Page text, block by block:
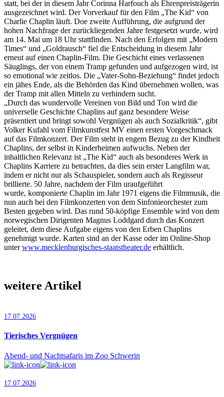
statt, bei der in diesem Jahr Corinna Harfouch als Ehrenpreisträgerin
ausgezeichnet wird. Der Vorverkauf für den Film „The Kid“ von
Charlie Chaplin läuft. Doe zweite Aufführung, die aufgrund der
hohen Nachfrage der zurückliegenden Jahre festgesetzt wurde, wird
am 14. Mai um 18 Uhr stattfinden. Nach den Erfolgen mit „Modern
Times“ und „Goldrausch“ fiel die Entscheidung in diesem Jahr
erneut auf einen Chaplin-Film. Die Geschicht eines verlassenen
Säuglings, der von einem Tramp gefunden und aufgezogen wird, ist
so emotional wie zeitlos. Die „Vater-Sohn-Beziehung“ findet jedoch
ein jähes Ende, als die Behörden das Kind übernehmen wollen, was
der Tramp mit allen Mitteln zu verhindern sucht.
„Durch das wundervolle Vereinen von Bild und Ton wird die
universelle Geschichte Chaplins auf ganz besondere Weise
präsentiert und bringt sowohl Vergnügen als auch Sozialkritik“, gibt
Volker Kufahl vom Filmkunstfest MV einen ersten Vorgeschmack
auf das Filmkonzert. Der Film steht in engem Bezug zu der Kindheit
Chaplins, der selbst in Kinderheimen aufwuchs. Neben der
inhaltlichen Relevanz ist „The Kid“ auch als besonderes Werk in
Chaplins Karriere zu betrachten, da dies sein erster Langfilm war,
indem er nicht nur als Schauspieler, sondern auch als Regisseur
brillierte. 50 Jahre, nachdem der Film uraufgeführt
wurde, komponierte Chaplin im Jahr 1971 eigens die Filmmusik, die
nun auch bei den Filmkonzerten von dem Sinfonieorchester zum
Besten gegeben wird. Das rund 50-köpfige Ensemble wird von dem
norwegischen Dirigenten Magnus Loddgard durch das Konzert
geleitet, dem diese Aufgabe eigens von den Erben Chaplins
genehmigt wurde. Karten sind an der Kasse oder im Online-Shop
unterwww.mecklenburgisches-staatstheater.de erhältlich.
weitere Artikel
17.07.2026
Tierisches Vergnügen
Abend- und Nachtsafaris im Zoo Schwerin
17.07.2026